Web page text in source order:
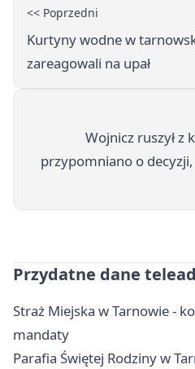
<< Poprzedni
Kurtyny wodne w
zareagowali na upał
Wojnicz ruszył
przypomniano o
Przydatne dane
Straż Miejska w Tarnowie -
mandaty
Parafia Świętej Rodziny w